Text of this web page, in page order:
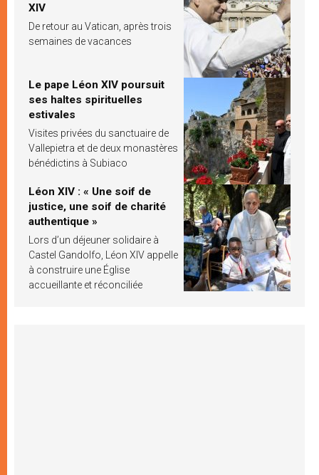
XIV
De retour au Vatican, après trois
semaines de vacances
Le pape Léon XIV poursuit
ses haltes spirituelles
estivales
Visites privées du sanctuaire de
Vallepietra et de deux monastères
bénédictins à Subiaco
Léon XIV : « Une soif de
justice, une soif de charité
authentique »
Lors d’un déjeuner solidaire à
Castel Gandolfo, Léon XIV appelle
à construire une Église
accueillante et réconciliée